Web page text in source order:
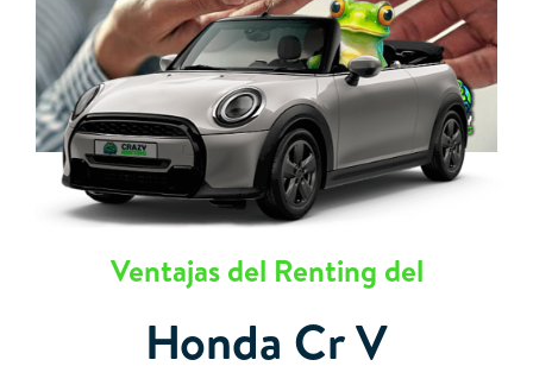
Ventajas del Renting del
Honda Cr V